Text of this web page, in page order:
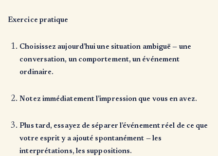
Exercice pratique
Choisissez aujourd’hui une situation ambiguë — une
conversation, un comportement, un événement
ordinaire.
Notez immédiatement l’impression que vous en avez.
Plus tard, essayez de séparer l’événement réel de ce que
votre esprit y a ajouté spontanément — les
interprétations, les suppositions.